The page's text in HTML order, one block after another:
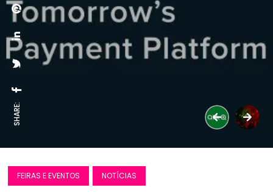
SHARE:
FEIRAS E EVENTOS NOTÍCIAS